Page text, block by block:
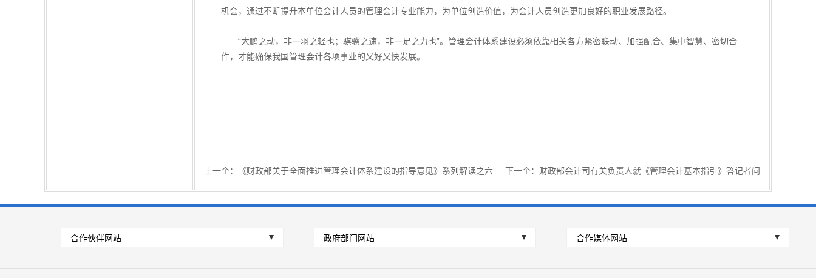
机会，通过不断提升本单位会计人员的管理会计专业能力，为单位创造价值，为会计人员创造更加良好的职业发展路径。
“大鹏之动，非一羽之轻也；骐骥之速，非一足之力也”。管理会计体系建设必须依靠相关各方紧密联动、加强配合、集中智慧、密切合
作，才能确保我国管理会计各项事业的又好又快发展。
上一个： 《财政部关于全面推进管理会计体系建设的指导意见》系列解读之六 下一个： 财政部会计司有关负责人就《管理会计基本指引》答记者问